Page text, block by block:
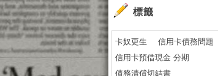
標籤
卡奴更生 信用卡債務問題
信用卡預借現金 分期
債務清償切結書